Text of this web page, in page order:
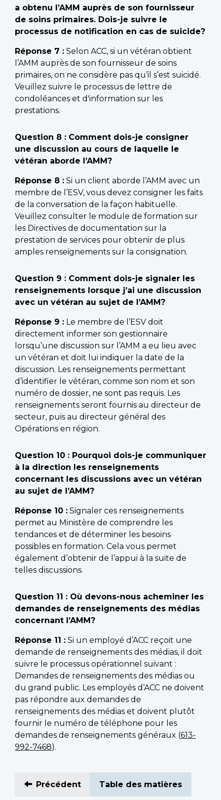
a obtenu l’AMM auprès de son fournisseur
de soins primaires. Dois-je suivre le
processus de notification en cas de suicide?
Réponse 7 : Selon ACC, si un vétéran obtient
l’AMM auprès de son fournisseur de soins
primaires, on ne considère pas qu’il s’est suicidé.
Veuillez suivre le processus de lettre de
condoléances et d'information sur les
prestations.
Question 8 : Comment dois-je consigner
une discussion au cours de laquelle le
vétéran aborde l’AMM?
Réponse 8 : Si un client aborde l’AMM avec un
membre de l’ESV, vous devez consigner les faits
de la conversation de la façon habituelle.
Veuillez consulter le module de formation sur
les Directives de documentation sur la
prestation de services pour obtenir de plus
amples renseignements sur la consignation.
Question 9 : Comment dois-je signaler les
renseignements lorsque j’ai une discussion
avec un vétéran au sujet de l’AMM?
Réponse 9 : Le membre de l’ESV doit
directement informer son gestionnaire
lorsqu’une discussion sur l’AMM a eu lieu avec
un vétéran et doit lui indiquer la date de la
discussion. Les renseignements permettant
d’identifier le vétéran, comme son nom et son
numéro de dossier, ne sont pas requis. Les
renseignements seront fournis au directeur de
secteur, puis au directeur général des
Opérations en région.
Question 10 : Pourquoi dois-je communiquer
à la direction les renseignements
concernant les discussions avec un vétéran
au sujet de l’AMM?
Réponse 10 : Signaler ces renseignements
permet au Ministère de comprendre les
tendances et de déterminer les besoins
possibles en formation. Cela vous permet
également d’obtenir de l’appui à la suite de
telles discussions.
Question 11 : Où devons-nous acheminer les
demandes de renseignements des médias
concernant l’AMM?
Réponse 11 : Si un employé d’ACC reçoit une
demande de renseignements des médias, il doit
suivre le processus opérationnel suivant :
Demandes de renseignements des médias ou
du grand public. Les employés d’ACC ne doivent
pas répondre aux demandes de
renseignements des médias et doivent plutôt
fournir le numéro de téléphone pour les
demandes de renseignements généraux (613-
992-7468).
Précédent Table des matières